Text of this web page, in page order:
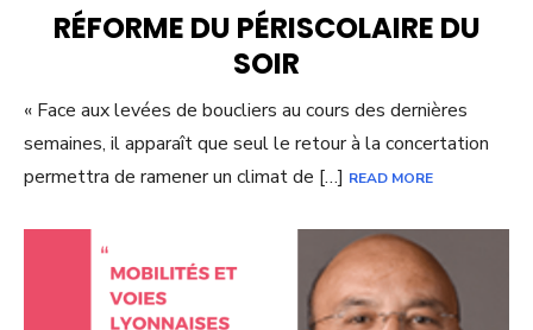
RÉFORME DU PÉRISCOLAIRE DU
SOIR
« Face aux levées de boucliers au cours des dernières
semaines, il apparaît que seul le retour à la concertation
permettra de ramener un climat de […] READ MORE